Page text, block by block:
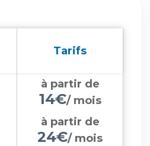
Tarifs
à partir de
14€/ mois
à partir de
24€/ mois